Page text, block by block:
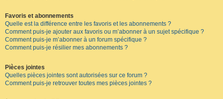
Favoris et abonnements
Quelle est la différence entre les favoris et les abonnements ?
Comment puis-je ajouter aux favoris ou m’abonner à un sujet spécifique ?
Comment puis-je m’abonner à un forum spécifique ?
Comment puis-je résilier mes abonnements ?
Pièces jointes
Quelles pièces jointes sont autorisées sur ce forum ?
Comment puis-je retrouver toutes mes pièces jointes ?